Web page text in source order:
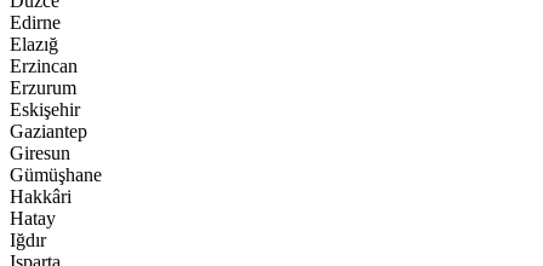
Edirne
Elazığ
Erzincan
Erzurum
Eskişehir
Gaziantep
Giresun
Gümüşhane
Hakkâri
Hatay
Iğdır
Isparta